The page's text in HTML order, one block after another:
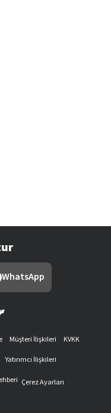
WhatsApp
Müşteri İlişkileri
KVKK
Yatırımcı İlişkileri
Çerez Ayarları